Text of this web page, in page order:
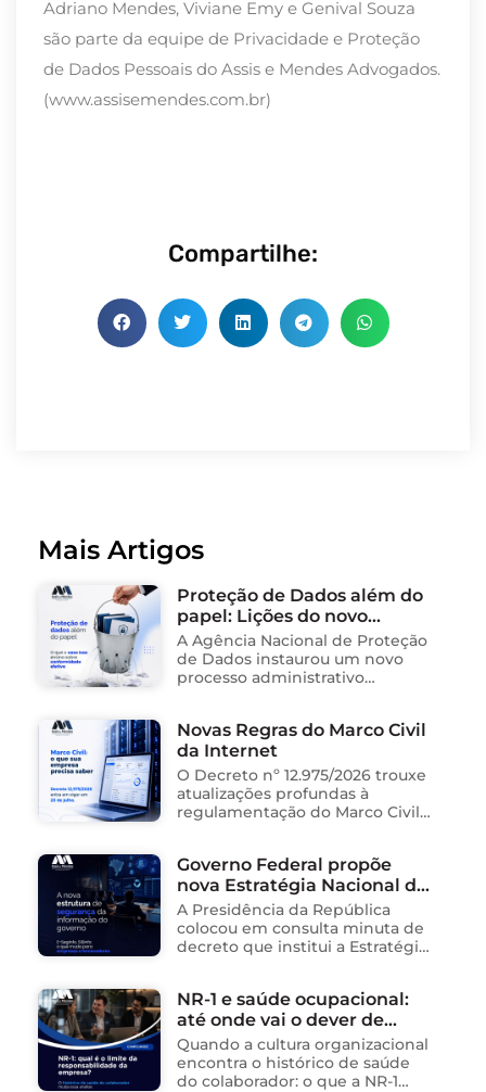
Adriano Mendes, Viviane Emy e Genival Souza
são parte da equipe de Privacidade e Proteção
de Dados Pessoais do Assis e Mendes Advogados.
(www.assisemendes.com.br)
Compartilhe:
Mais Artigos
Proteção de Dados além do
papel: Lições do novo
processo sancionador da
ANPD
A Agência Nacional de Proteção
de Dados instaurou um novo
processo administrativo
organização social responsável
pela gestão de unidades
públicas de saúde …
Novas Regras do Marco Civil
da Internet
O Decreto nº 12.975/2026 trouxe
atualizações profundas à
regulamentação do Marco Civil
operações de empresas de
tecnologia no Brasil. Para ajudar
na …
Governo Federal propõe
nova Estratégia Nacional de
Segurança da Informação e
cria sistema integrado de
governança para órgãos
A Presidência da República
colocou em consulta minuta de
decreto que institui a Estratégia
Sistema Integrado de
Segurança da Informação
(SISInfo), estabelecendo …
NR-1 e saúde ocupacional:
até onde vai o dever de
cuidado da empresa?
Quando a cultura organizacional
encontra o histórico de saúde
do colaborador: o que a NR-1